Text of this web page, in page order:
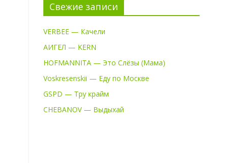
Свежие записи
VERBEE — Качели
АИГЕЛ — KERN
HOFMANNITA — Это Слёзы (Мама)
Voskresenskii — Еду по Москве
GSPD — Тру крайм
CHEBANOV — Выдыхай